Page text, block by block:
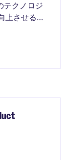
テクノロジ
上させるデ